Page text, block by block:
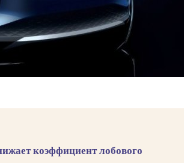
коэффициент лобового